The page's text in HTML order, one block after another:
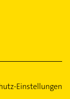
Einstellungen